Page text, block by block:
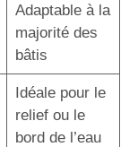
Adaptable à la
majorité des
bâtis
Idéale pour le
relief ou le
bord de l’eau